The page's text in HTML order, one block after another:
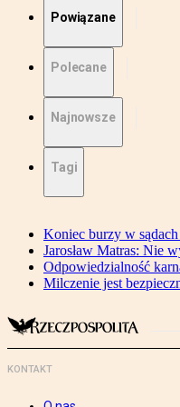
Powiązane
Polecane
Najnowsze
Tagi
Koniec burzy w
Jarosław Matras: Nie
Odpowiedzialność
Milczenie jest
KONTAKT